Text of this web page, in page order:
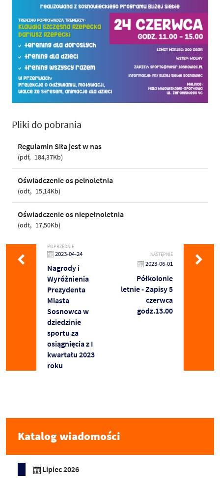
Pliki do pobrania
Regulamin Siła jest w nas
pdf 184,37Kb
Oświadczenie os pelnoletnia
odt 15,14Kb
Oświadczenie os niepełnoletnia
odt 17,50Kb
POPRZEDNIE
2023-04-24
Nagrody i
Wyróżnienia
Prezydenta
Miasta
Sosnowca w
dziedzinie
sportu za
osiągnięcia z I
kwartału 2023
roku
NASTĘPNIE
2023-06-01
Półkolonie
letnie - Zapisy 5
czerwca
godz.13.00
Katalog wiadomości
Lipiec 2026